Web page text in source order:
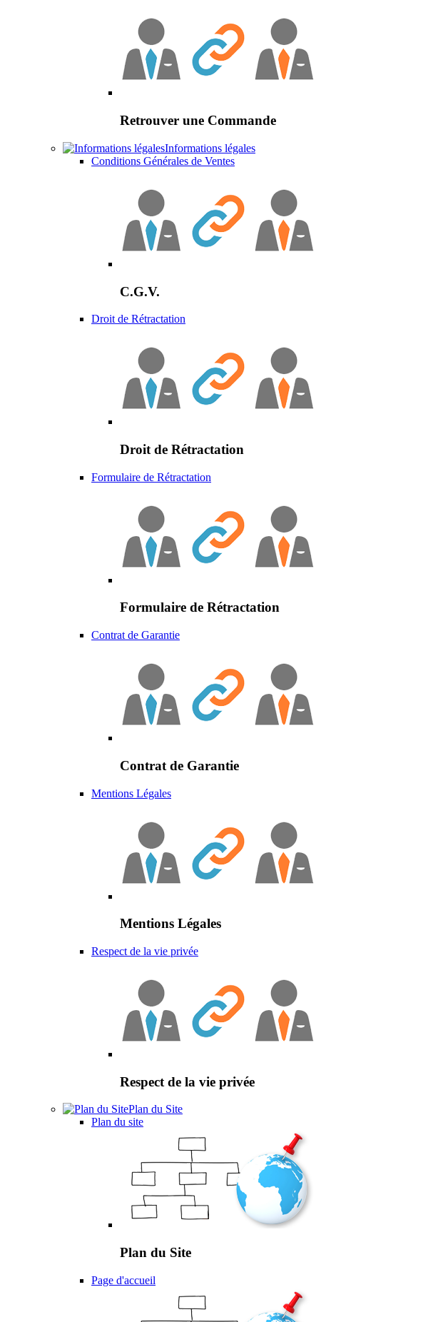
Retrouver une Commande
Informations légales
Conditions Générales de Ventes
C.G.V.
Droit de Rétractation
Droit de Rétractation
Formulaire de Rétractation
Formulaire de Rétractation
Contrat de Garantie
Contrat de Garantie
Mentions Légales
Mentions Légales
Respect de la vie privée
Respect de la vie privée
Plan du Site
Plan du site
Plan du Site
Page d'accueil